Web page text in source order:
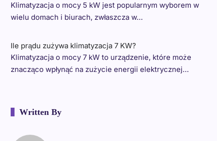
Klimatyzacja o mocy 5 kW jest popularnym wyborem w
wielu domach i biurach, zwłaszcza w…
Ile prądu zużywa klimatyzacja 7 KW?
Klimatyzacja o mocy 7 kW to urządzenie, które może
znacząco wpłynąć na zużycie energii elektrycznej…
Written By